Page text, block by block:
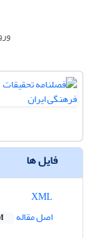
فایل ها
اصل مقاله